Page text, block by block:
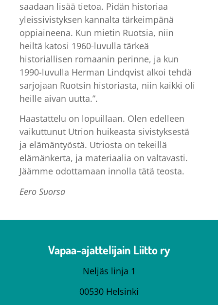
saadaan lisää tietoa. Pidän historiaa
yleissivistyksen kannalta tärkeimpänä
oppiaineena. Kun mietin Ruotsia, niin
heiltä katosi 1960-luvulla tärkeä
historiallisen romaanin perinne, ja kun
1990-luvulla Herman Lindqvist alkoi tehdä
sarjojaan Ruotsin historiasta, niin kaikki oli
heille aivan uutta.”.
Haastattelu on lopuillaan. Olen edelleen
vaikuttunut Utrion huikeasta sivistyksestä
ja elämäntyöstä. Utriosta on tekeillä
elämänkerta, ja materiaalia on valtavasti.
Jäämme odottamaan innolla tätä teosta.
Eero Suorsa
Vapaa-ajattelijain Liitto ry
Neljäs linja 1
00530 Helsinki